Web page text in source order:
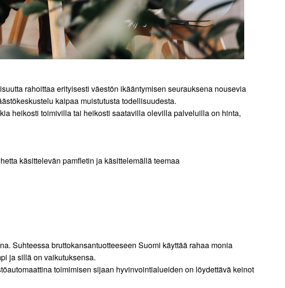
rahoittaa erityisesti väestön ikääntymisen seurauksena nousevia
kaipaa muistutusta todellisuudesta.
heikosti toimivilla tai heikosti saatavilla olevilla palveluilla on hinta,
käsittelevän pamfletin ja käsittelemällä teemaa
Suhteessa bruttokansantuotteeseen Suomi käyttää rahaa monia
ja sillä on vaikutuksensa.
toimimisen sijaan hyvinvointialueiden on löydettävä keinot